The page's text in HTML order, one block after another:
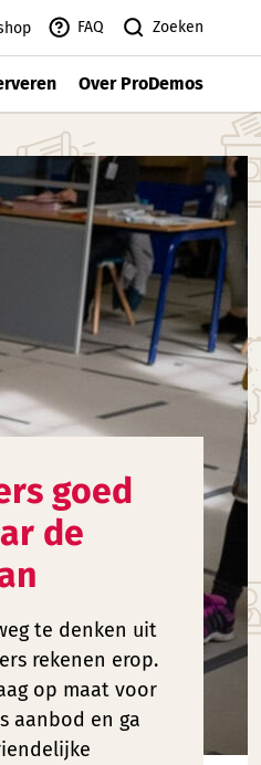
FAQ Zoeken
Over ProDemos
goed
de
te denken uit
rekenen erop.
op maat voor
aanbod en ga